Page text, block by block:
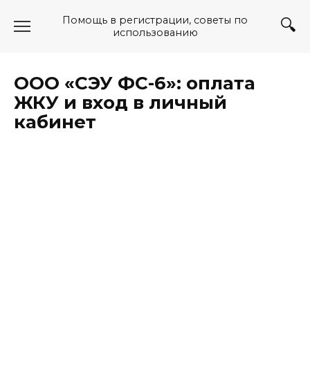
Помощь в регистрации, советы по
использованию
ООО «СЭУ ФС-6»: оплата
ЖКУ и вход в личный
кабинет